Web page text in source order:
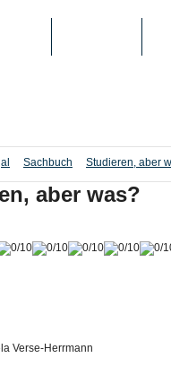
Sachbuch Studieren, aber
aber was?
Verse-Herrmann